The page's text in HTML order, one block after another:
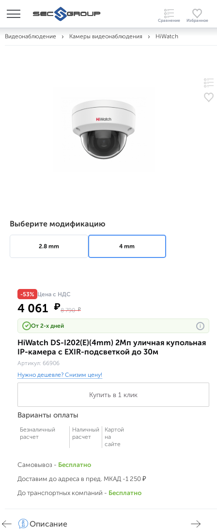
Видеонаблюдение Камеры видеонаблюдения HiWatch
Выберите модификацию
2.8 mm 4 mm
-53% Цена с НДС
4 061 ₽8 790₽
От 2-х дней i
HiWatch DS-I202(E)(4mm) 2Мп уличная купольная
IP-камера с EXIR-подсветкой до 30м
Артикул: 66906
Нужно дешевле? Снизим цену!
Купить в 1 клик
Варианты оплаты
Безналичный
расчет
Наличный
расчет
Картой
на
сайте
Самовывоз - Бесплатно
Доставим до адреса в пред. МКАД -1 250 ₽
До транспортных компаний - Бесплатно
Описание